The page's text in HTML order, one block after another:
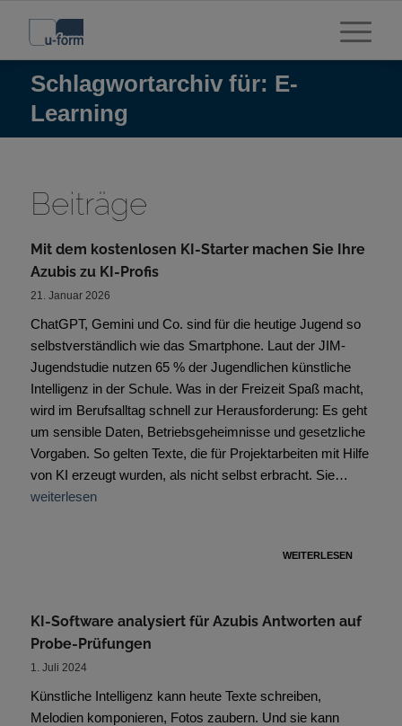
Schlagwortarchiv für: E-
Learning
Beiträge
Mit dem kostenlosen KI-Starter machen Sie Ihre
Azubis zu KI-Profis
21. Januar 2026
ChatGPT, Gemini und Co. sind für die heutige Jugend so
selbstverständlich wie das Smartphone. Laut der JIM-
Jugendstudie nutzen 65 % der Jugendlichen künstliche
Intelligenz in der Schule. Was in der Freizeit Spaß macht,
wird im Berufsalltag schnell zur Herausforderung: Es geht
um sensible Daten, Betriebsgeheimnisse und gesetzliche
Vorgaben. So gelten Texte, die für Projektarbeiten mit Hilfe
von KI erzeugt wurden, als nicht selbst erbracht. Sie…
weiterlesen
WEITERLESEN
KI-Software analysiert für Azubis Antworten auf
Probe-Prüfungen
1. Juli 2024
Künstliche Intelligenz kann heute Texte schreiben,
Melodien komponieren, Fotos zaubern. Und sie kann